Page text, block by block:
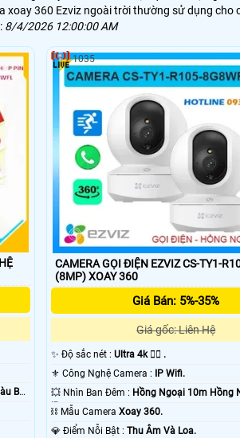
360 Ezviz ngoài trời thường sử dụng
8/4/2026 12:00:00 AM
Ban
CAMERA GỌI ĐIỆN EZVIZ CS-TY1-
(8MP) XOAY 360
Giá Bán: 5%-35%
Giá gốc: Liên Hệ
✨ Độ sắc nét :Ultra 4k 👍🏾 .
⚜️ Công Nghệ Camera :
IP Wifi.
💥 Nhìn Ban Đêm : Hồng Ngoại 10m Hồng
IR.⛓ Mẫu CameraXoay 360.
️💎 Điểm Nỗi Bật :Thu Âm Và Loa.
1035